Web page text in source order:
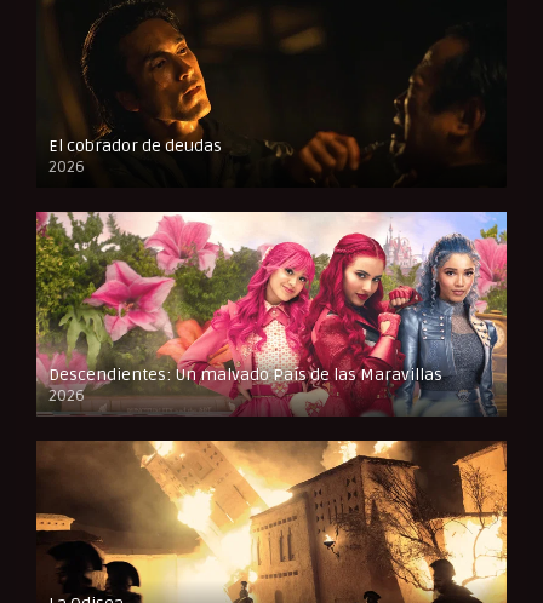
El cobrador de deudas
2026
FULL HD
Descendientes: Un malvado País de las Maravillas
2026
FULL HD